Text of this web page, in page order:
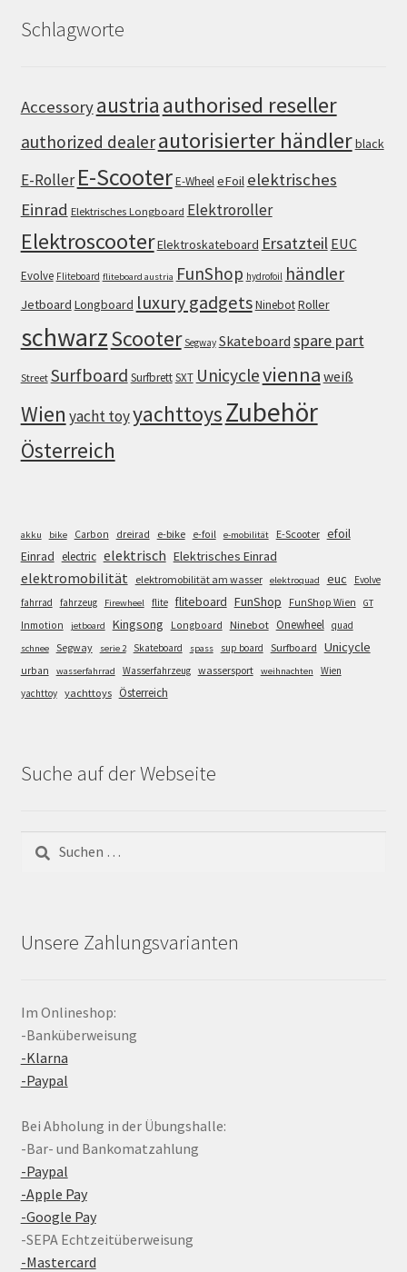
Schlagworte
Accessoryaustria authorised reseller
authorized dealerautorisierter händlerblack
E-Roller E-ScooterE-WheeleFoil elektrisches
Einrad Elektrisches Longboard Elektroroller
ElektroscooterElektroskateboard Ersatzteil EUC
Evolve Fliteboard fliteboard austria FunShop hydrofoil händler
Jetboard Longboard luxury gadgetsNinebotRoller
schwarzScooter Segway Skateboard spare part
Street Surfboard SurfbrettSXT Unicyclevienna weiß
Wien yacht toyyachttoysZubehör
Österreich
akku bike Carbon dreirad e-bike e-foil e-mobilität E-Scooter efoil
Einrad electric elektrisch Elektrisches Einrad
elektromobilität elektromobilität am wasser elektroquad euc
Evolve
fahrrad
fahrzeug Firewheel flite fliteboard FunShop FunShop Wien GT
Inmotion jetboard Kingsong Longboard Ninebot Onewheel quad
schnee Segway serie 2 Skateboard spass sup board Surfboard Unicycle
urban wasserfahrrad Wasserfahrzeug wassersport weihnachten
Wien
yachttoy yachttoys Österreich
Suche auf der Webseite
Suchen
nach:
Unsere Zahlungsvarianten
Im Onlineshop:
-Banküberweisung
-Klarna
-Paypal
Bei Abholung in der Übungshalle:
-Bar- und Bankomatzahlung
-Paypal
-Apple Pay
-Google Pay
-SEPA Echtzeitüberweisung
-Mastercard